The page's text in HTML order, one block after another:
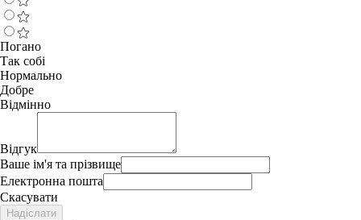
Погано
Так собі
Нормально
Добре
Відмінно
Відгук
Ваше ім'я та прізвище
Електронна пошта
Скасувати
Надіслати